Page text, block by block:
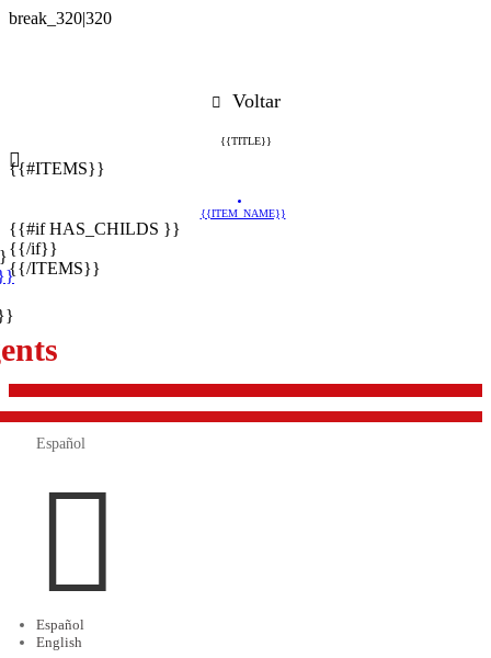
Voltar
{{TITLE}}
{{#ITEMS}}
{{ITEM_NAME}}
{{#if HAS_CHILDS }}
{{/if}}
{{/ITEMS}}

Español

Español
English